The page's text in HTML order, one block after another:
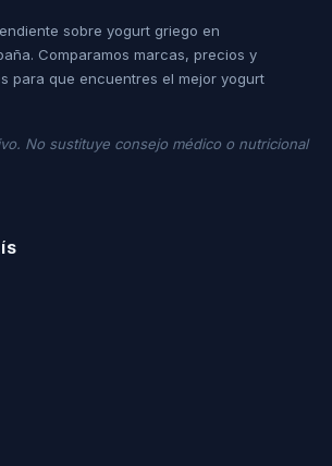
sobre yogurt griego en
Comparamos marcas, precios y
para que encuentres el mejor yogurt
No sustituye consejo médico o nutricional